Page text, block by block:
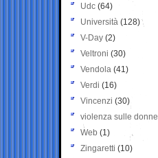
Udc (64)
Università (128)
V-Day (2)
Veltroni (30)
Vendola (41)
Verdi (16)
Vincenzi (30)
violenza sulle donne
Web (1)
Zingaretti (10)